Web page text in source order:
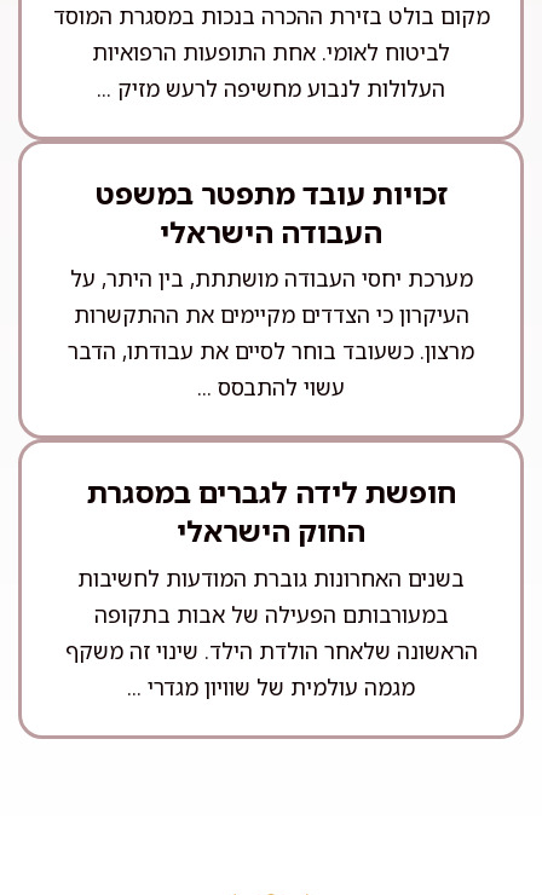
מקום בולט בזירת ההכרה בנכות במסגרת המוסד
לביטוח לאומי. אחת התופעות הרפואיות
העלולות לנבוע מחשיפה לרעש מזיק ...
זכויות עובד מתפטר במשפט
העבודה הישראלי
מערכת יחסי העבודה מושתתת, בין היתר, על
העיקרון כי הצדדים מקיימים את ההתקשרות
מרצון. כשעובד בוחר לסיים את עבודתו, הדבר
עשוי להתבסס ...
חופשת לידה לגברים במסגרת
החוק הישראלי
בשנים האחרונות גוברת המודעות לחשיבות
במעורבותם הפעילה של אבות בתקופה
הראשונה שלאחר הולדת הילד. שינוי זה משקף
מגמה עולמית של שוויון מגדרי ...